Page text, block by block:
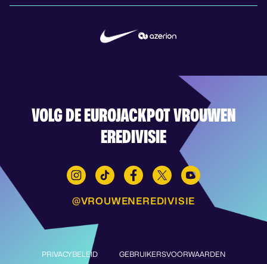
VOLG DE EUROJACKPOT VROUWEN
EREDIVISIE
@VROUWENEREDIVISIE
PRIVACYBELEID GEBRUIKERSVOORWAARDEN